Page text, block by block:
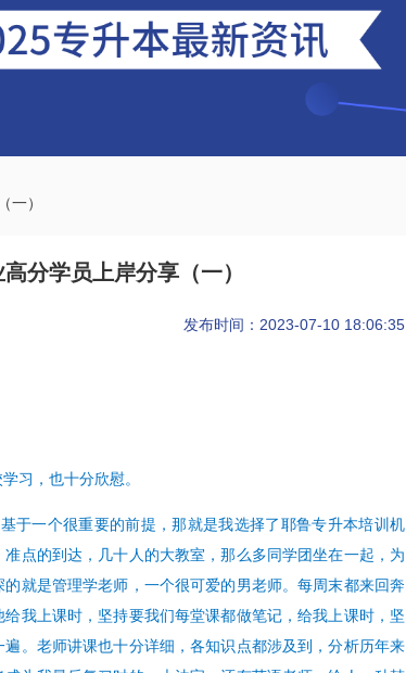
一）
分学员上岸分享（一）
发布时间：2023-07-10 18:06:35
习，也十分欣慰。
于一个很重要的前提，那就是我选择了耶鲁专升本培训机
点的到达，几十人的大教室，那么多同学团坐在一起，为
就是管理学老师，一个很可爱的男老师。每周末都来回奔
我上课时，坚持要我们每堂课都做笔记，给我上课时，坚
。老师讲课也十分详细，各知识点都涉及到，分析历年来